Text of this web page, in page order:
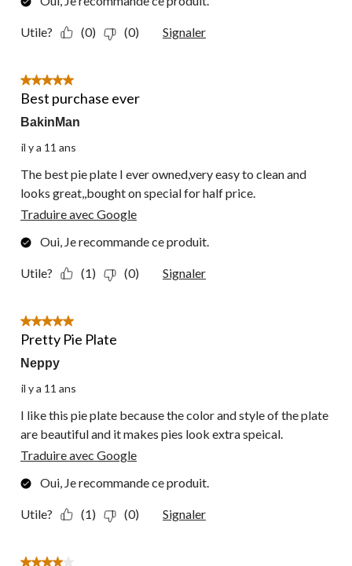
Utile? (0) (0) Signaler
5 étoile(s) sur 5.
Best purchase ever
BakinMan
il y a 11 ans
The best pie plate I ever owned,very easy to clean and
looks great,,bought on special for half price.
Traduire avec Google
Oui, Je recommande ce produit.
Utile? (1) (0) Signaler
5 étoile(s) sur 5.
Pretty Pie Plate
Neppy
il y a 11 ans
I like this pie plate because the color and style of the plate
are beautiful and it makes pies look extra speical.
Traduire avec Google
Oui, Je recommande ce produit.
Utile? (1) (0) Signaler